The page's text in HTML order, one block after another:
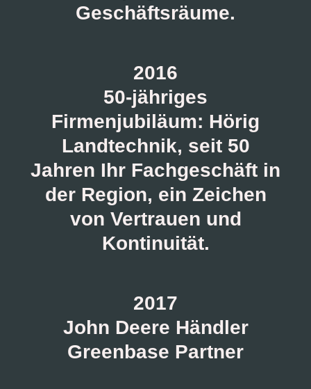
Geschäftsräume.
2016
50-jähriges
Firmenjubiläum: Hörig
Landtechnik, seit 50
Jahren Ihr Fachgeschäft in
der Region, ein Zeichen
von Vertrauen und
Kontinuität.
2017
John Deere Händler
Greenbase Partner